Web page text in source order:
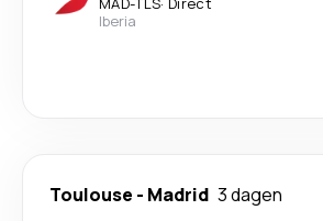
Iberia
Toulouse - Madrid 3 dagen